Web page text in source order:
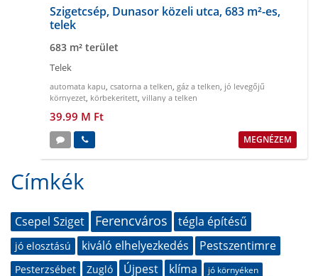
Szigetcsép, Dunasor közeli utca, 683 m²-es,
telek
683 m² terület
Telek
automata kapu, csatorna a telken, gáz a telken, jó levegőjű
környezet, körbekeritett, villany a telken
39.99 M Ft
MEGNÉZEM
Címkék
Csepel Sziget Ferencváros tégla építésű
jó elosztású kiváló elhelyezkedés Pestszentimre
Pesterzsébet Zugló Újpest klíma jó környéken